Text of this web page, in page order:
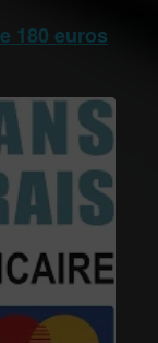
180 euros